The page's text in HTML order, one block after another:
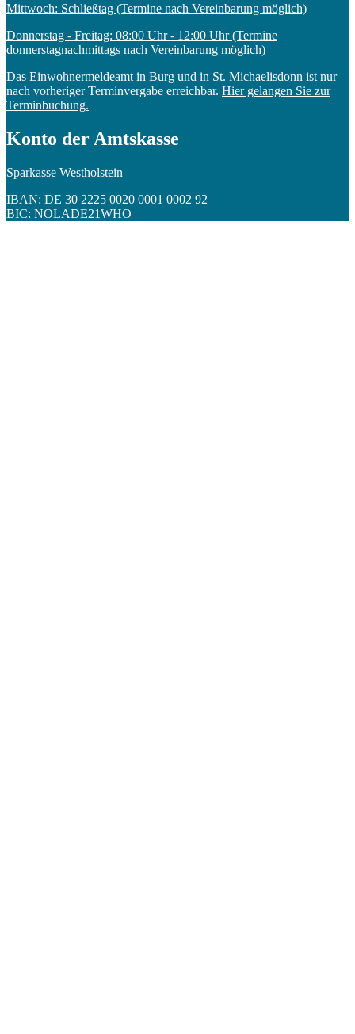
Mittwoch: Schließtag (Termine nach Vereinbarung möglich)
Donnerstag - Freitag: 08:00 Uhr - 12:00 Uhr (Termine
donnerstagnachmittags nach Vereinbarung möglich)
Das Einwohnermeldeamt in Burg und in St. Michaelisdonn ist nur
nach vorheriger Terminvergabe erreichbar. Hier gelangen Sie zur
Terminbuchung.
Konto der Amtskasse
Sparkasse Westholstein
IBAN: DE 30 2225 0020 0001 0002 92
BIC: NOLADE21WHO